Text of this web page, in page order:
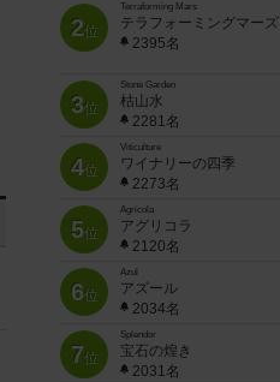
2位
Terraforming Mars
テラフォーミングマーズ
2395名
3位
Stone Garden
枯山水
2281名
4位
Viticulture
ワイナリーの四季
2273名
5位
Agricola
アグリコラ
2120名
6位
Azul
アズール
2034名
7位
Splendor
宝石の煌き
2031名